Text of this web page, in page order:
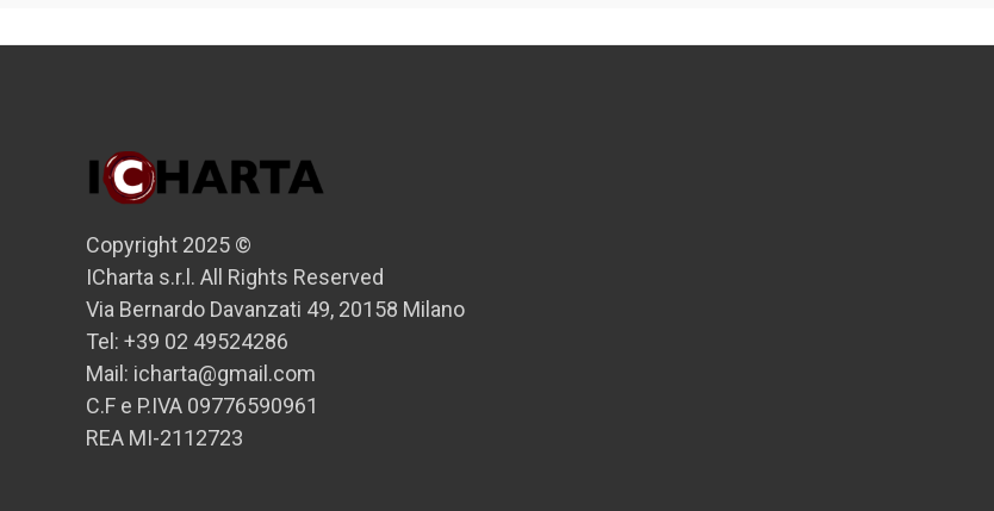
Copyright 2025 ©
ICharta s.r.l. All Rights Reserved
Via Bernardo Davanzati 49, 20158 Milano
Tel: +39 02 49524286
Mail: icharta@gmail.com
C.F e P.IVA 09776590961
REA MI-2112723